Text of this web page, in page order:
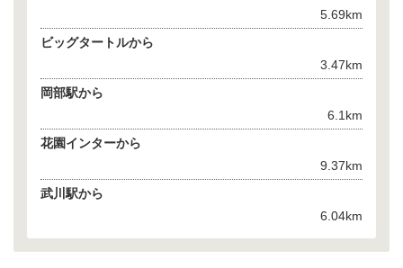
5.69km
ビッグタートルから
3.47km
岡部駅から
6.1km
花園インターから
9.37km
武川駅から
6.04km